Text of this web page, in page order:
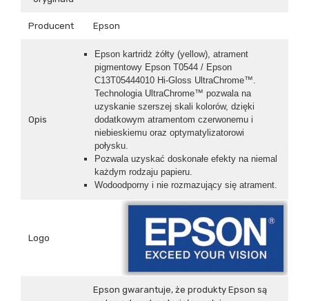
Producent Epson
Opis
Epson kartridż żółty (yellow) , atrament
pigmentowy Epson T0544 / Epson
C13T05444010 Hi-Gloss UltraChrome™.
Technologia UltraChrome™ pozwala na
uzyskanie szerszej skali kolorów, dzięki
dodatkowym atramentom czerwonemu i
niebieskiemu oraz optymatylizatorowi
połysku.
Pozwala uzyskać doskonałe efekty na niemal
każdym rodzaju papieru.
Wodoodporny i nie rozmazujący się atrament.
Logo
Epson gwarantuje, że produkty Epson są